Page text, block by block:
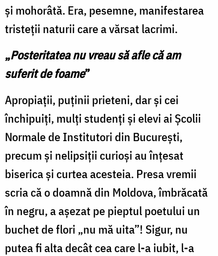
şi mohorâtă. Era, pesemne, manifestarea
tristeţii naturii care a vărsat lacrimi.
„Posteritatea nu vreau să afle că am
suferit de foame”
Apropiații, puținii prieteni, dar și cei
închipuiți, mulți studenți și elevi ai Școlii
Normale de Institutori din București,
precum și nelipsiții curioși au înțesat
biserica și curtea acesteia. Presa vremii
scria că o doamnă din Moldova, îmbrăcată
în negru, a aşezat pe pieptul poetului un
buchet de flori „nu mă uita”! Sigur, nu
putea fi alta decât cea care l-a iubit, l-a